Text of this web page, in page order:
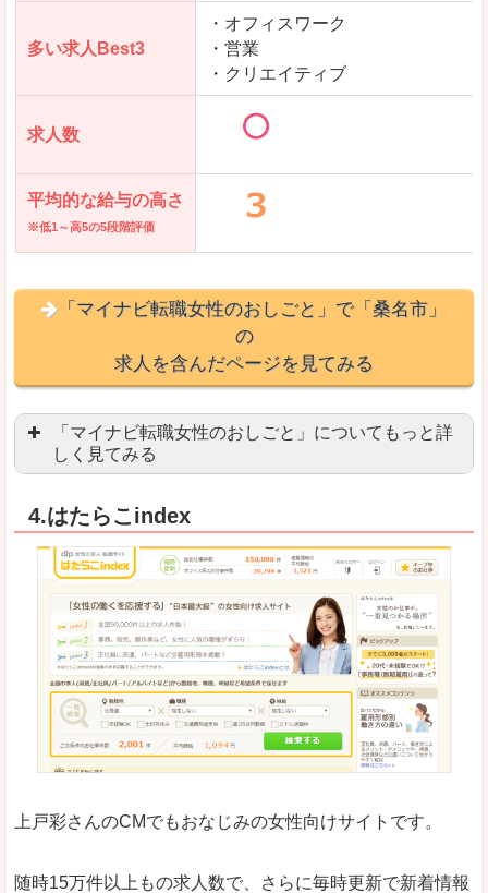
多い求人Best3
・オフィスワーク
・営業
・クリエイティブ
求人数
平均的な給与の高さ
※低1～高5の5段階評価
「マイナビ転職女性のおしごと」で「桑名市」
の
求人を含んだページを見てみる
「マイナビ転職女性のおしごと」についてもっと詳
しく見てみる
良いところ
「自分のペースで働きたい」「キャリアアップ」
はじめての転職についてのお役立ち情報が満載で
悪いところ
求人の掲載が少し見づらい印象があります。求人
給与が見た目ですぐにわからないことが多いです
詳しい説明 サイト内の検索の人気ワードで英語や中国語など
人気度 普通のマイナビの方を使っている方が多く、女
4.はたらこindex
上戸彩さんのCMでもおなじみの女性向けサイトです。
随時15万件以上もの求人数で、さらに毎時更新で新着情報